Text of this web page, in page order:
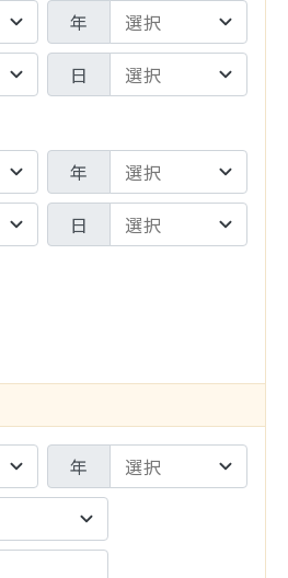
年
日
年
日
年